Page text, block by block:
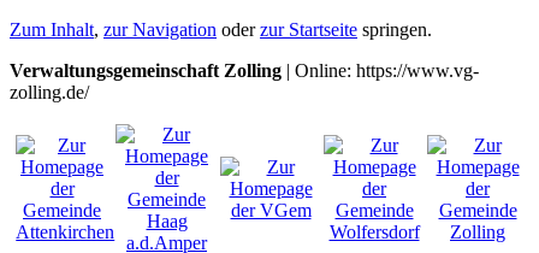
Zum Inhalt, zur Navigation oderzur Startseite springen.
Verwaltungsgemeinschaft Zolling | Online: https://www.vg-
zolling.de/